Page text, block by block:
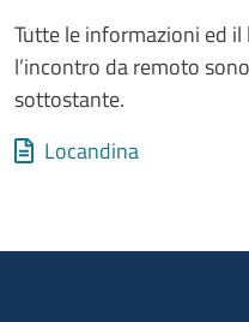
Tutte le informazioni ed
l’incontro da remoto
sottostante.
Allegati
Document
Locandina